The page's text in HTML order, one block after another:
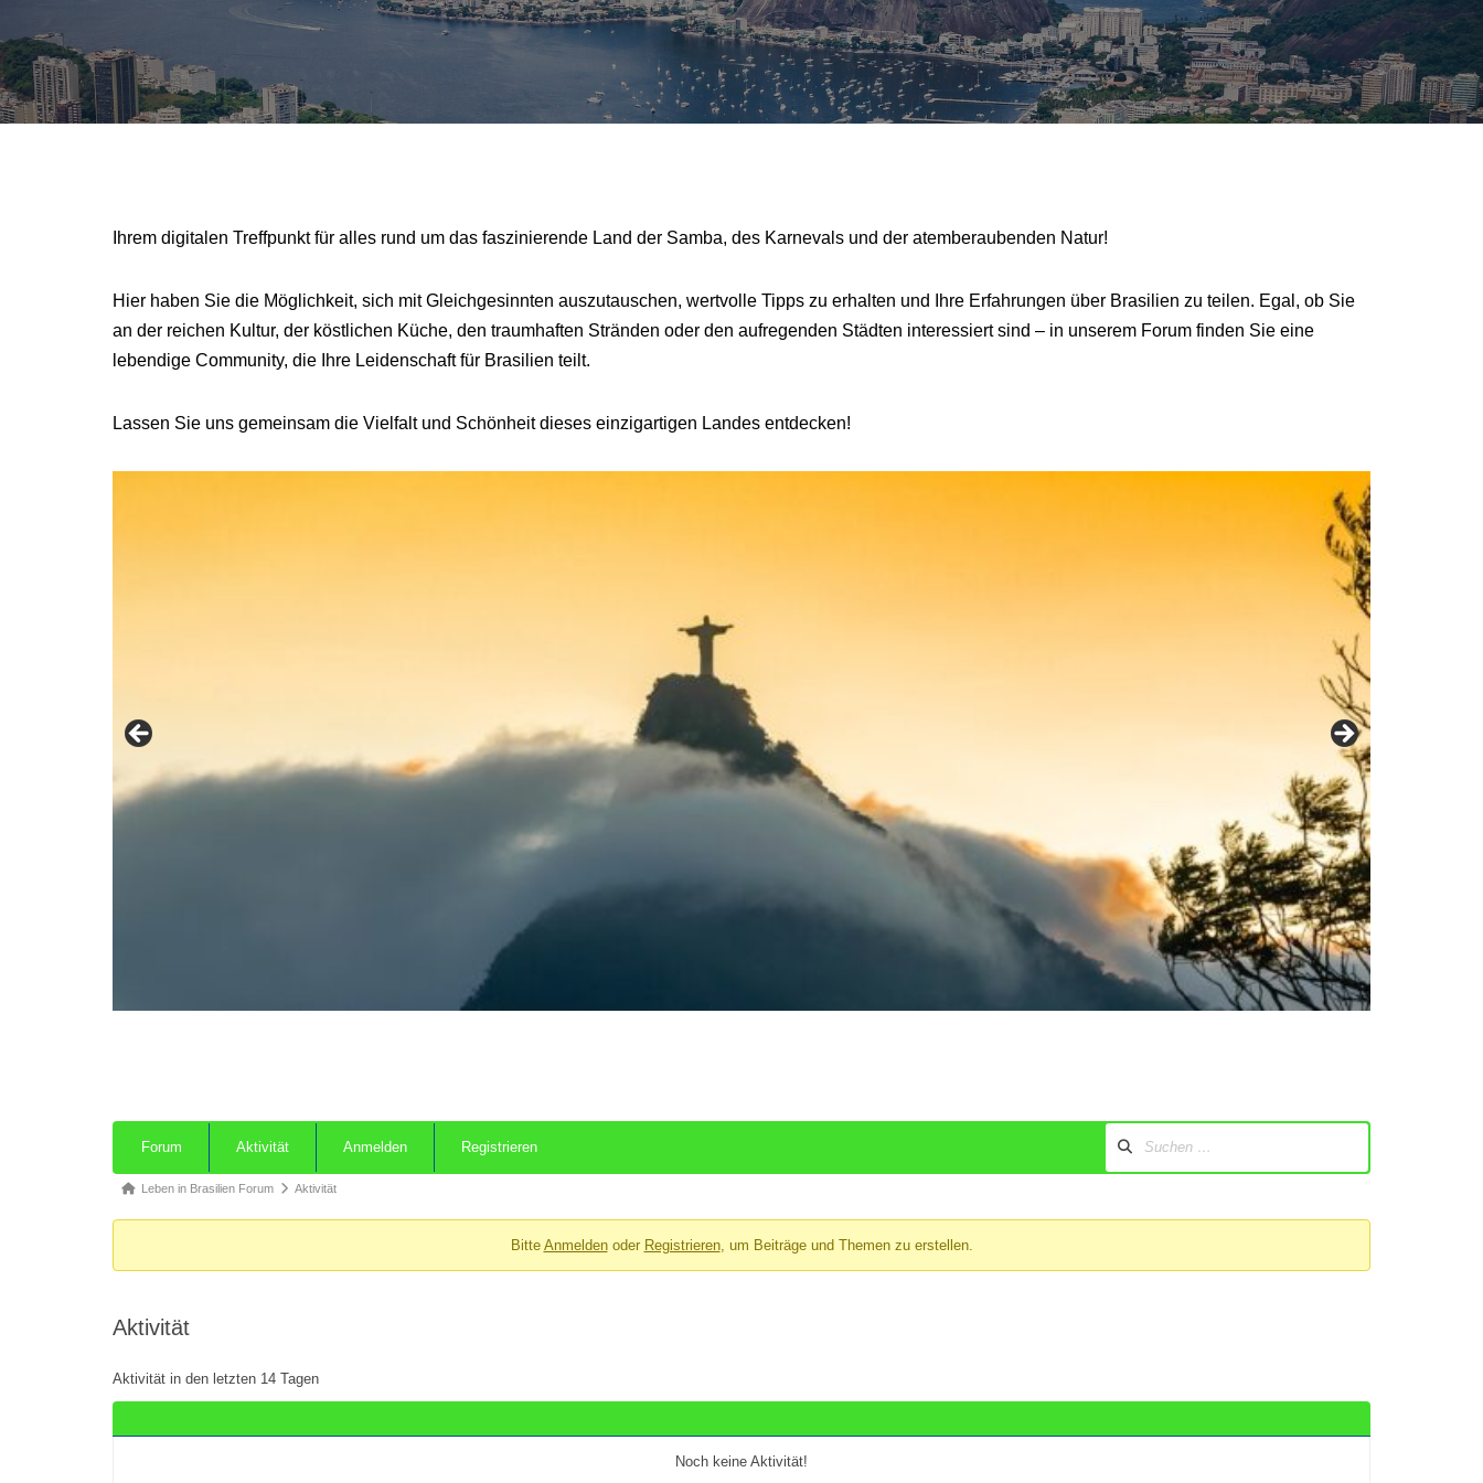
Ihrem digitalen Treffpunkt für alles rund um das faszinierende Land der Samba, des Karnevals und der atemberaubenden Natur!
Hier haben Sie die Möglichkeit, sich mit Gleichgesinnten auszutauschen, wertvolle Tipps zu erhalten und Ihre Erfahrungen über Brasilien zu teilen. Egal, ob Sie
an der reichen Kultur, der köstlichen Küche, den traumhaften Stränden oder den aufregenden Städten interessiert sind – in unserem Forum finden Sie eine
lebendige Community, die Ihre Leidenschaft für Brasilien teilt.
Lassen Sie uns gemeinsam die Vielfalt und Schönheit dieses einzigartigen Landes entdecken!
Forum Aktivität Anmelden Registrieren
Leben in Brasilien Forum Aktivität
Bitte Anmeldenoder Registrieren, um Beiträge und Themen zu erstellen.
Aktivität
Aktivität in den letzten 14 Tagen
Noch keine Aktivität!